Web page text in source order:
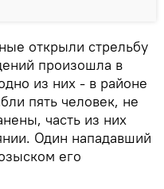
открыли стрельбу
произошла в
из них - в районе
пять человек, не
часть из них
Один нападавший
его